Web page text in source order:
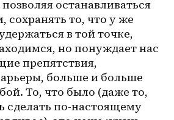
позволяя останавливаться
сохранять то, что у же
в той точке,
но понуждает нас
препятствия,
больше и больше
То, что было (даже то,
сделать по-настоящему